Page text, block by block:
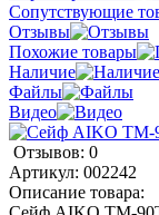
Сопутствующие
Отзывы
Похожие товары
Наличие
Файлы
Видео
Отзывов: 0
Артикул: 002242
Описание товара: